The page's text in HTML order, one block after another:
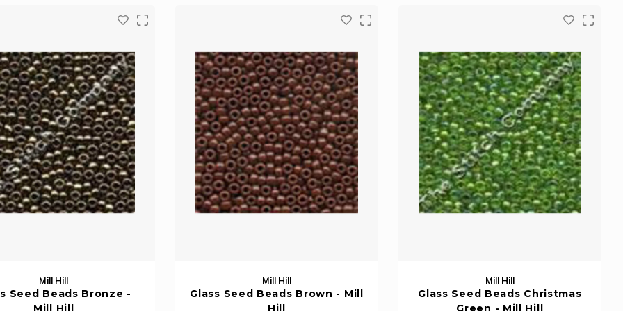
Mill Hill
Seed Beads Bronze -
Mill Hill
Mill Hill
Glass Seed Beads Brown - Mill
Hill
Mill Hill
Glass Seed Beads Christmas
Green - Mill Hill